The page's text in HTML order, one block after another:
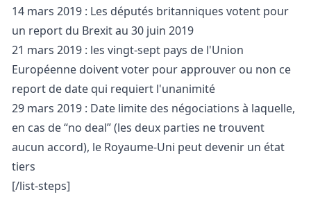
14 mars 2019 : Les députés britanniques votent pour
un report du Brexit au 30 juin 2019
21 mars 2019 : les vingt-sept pays de l'Union
Européenne doivent voter pour approuver ou non ce
report de date qui requiert l'unanimité
29 mars 2019 : Date limite des négociations à laquelle,
en cas de “no deal” (les deux parties ne trouvent
aucun accord), le Royaume-Uni peut devenir un état
tiers
[/list-steps]